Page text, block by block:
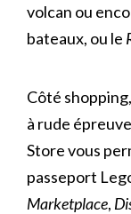
volcan ou
bateaux, ou le
Côté
à rude
Store vous
passeport
Marketplace,